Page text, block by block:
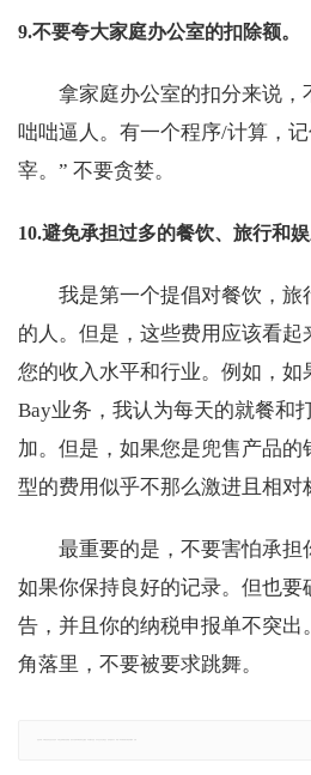
9.不要夸大家庭办公室的扣除额。
拿家庭办公室的扣分来说，
咄咄逼人。有一个程序/计算，
宰。” 不要贪婪。
10.避免承担过多的餐饮、旅行和娱
我是第一个提倡对餐饮，旅
的人。但是，这些费用应该看起
您的收入水平和行业。例如，如
Bay业务，我认为每天的就餐和
加。但是，如果您是兜售产品
型的费用似乎不那么激进且相对
最重要的是，不要害怕承担
如果你保持良好的记录。但也要
告，并且你的纳税申报单不突出
角落里，不要被要求跳舞。